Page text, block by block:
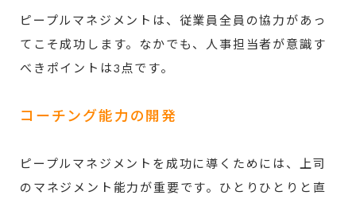
ピープルマネジメントは、従業員全員の協力があっ
てこそ成功します。なかでも、人事担当者が意識す
べきポイントは3点です。
コーチング能力の開発
ピープルマネジメントを成功に導くためには、上司
のマネジメント能力が重要です。ひとりひとりと直